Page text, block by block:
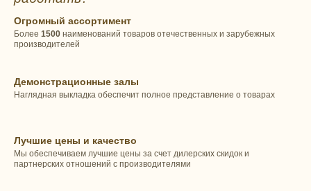
Огромный ассортимент
Более 1500 наименований товаров отечественных и зарубежных
производителей
Демонстрационные залы
Наглядная выкладка обеспечит полное представление о товарах
Лучшие цены и качество
Мы обеспечиваем лучшие цены за счет дилерских скидок и
партнерских отношений с производителями